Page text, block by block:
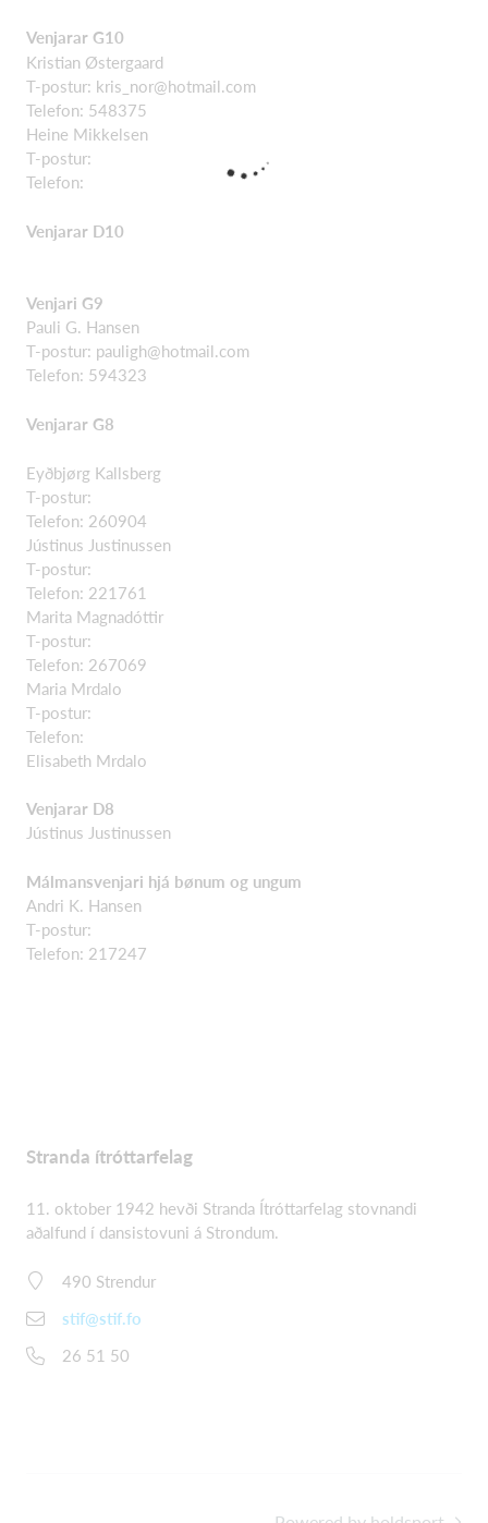
Venjarar G10
Kristian Østergaard
T-postur: kris_nor@hotmail.com
Telefon: 548375
Heine Mikkelsen
T-postur:
Telefon:
Venjarar D10
Venjari G9
Pauli G. Hansen
T-postur: pauligh@hotmail.com
Telefon: 594323
Venjarar G8
Eyðbjørg Kallsberg
T-postur:
Telefon: 260904
Jústinus Justinussen
T-postur:
Telefon: 221761
Marita Magnadóttir
T-postur:
Telefon: 267069
Maria Mrdalo
T-postur:
Telefon:
Elisabeth Mrdalo
Venjarar D8
Jústinus Justinussen
Málmansvenjari hjá bønum og ungum
Andri K. Hansen
T-postur:
Telefon: 217247
Stranda ítróttarfelag
11. oktober 1942 hevði Stranda Ítróttarfelag stovnandi
aðalfund í dansistovuni á Strondum.
490 Strendur
stif@stif.fo
26 51 50